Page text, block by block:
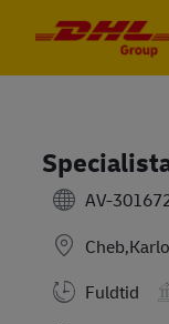
AV-
Fuldtid